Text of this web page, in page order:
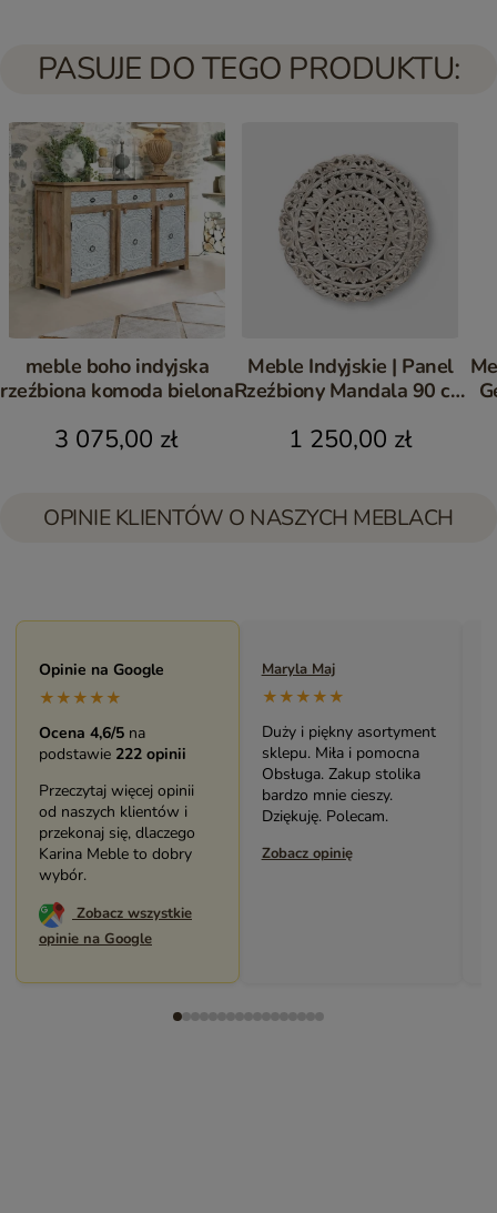
PASUJE DO TEGO PRODUKTU:
meble boho indyjska
rzeźbiona komoda bielona
3 075,00 zł
Meble Indyjskie | Panel
Rzeźbiony Mandala 90 cm
1 250,00 zł
OPINIE KLIENTÓW O NASZYCH MEBLACH
Opinie na Google
★★★★★
Ocena 4,6/5 na
podstawie 222 opinii
Przeczytaj więcej opinii
od naszych klientów i
przekonaj się, dlaczego
Karina Meble to dobry
wybór.
Zobacz wszystkie
opinie na Google
Maryla Maj
Duży i piękny asortyment
sklepu. Miła i pomocna
Obsługa. Zakup stolika
bardzo mnie cieszy.
Dziękuję. Polecam.
Zobacz opinię
Bardzo solidny,
mebel (biblioteczka).
Świetny kontakt z
pracownikami sklepu.
Polecam serdecznie.
Zobacz opinię